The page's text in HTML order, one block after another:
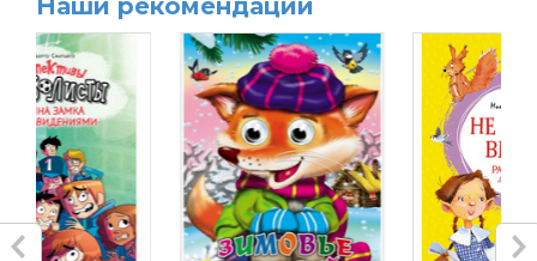
Наши рекомендации